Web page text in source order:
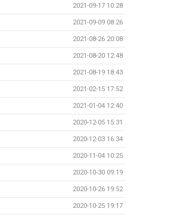
2021-09-17 10:28
2021-09-09 08:26
2021-08-26 20:08
2021-08-20 12:48
2021-08-19 18:43
2021-02-15 17:52
2021-01-04 12:40
2020-12-05 15:31
2020-12-03 16:34
2020-11-04 10:25
2020-10-30 09:19
2020-10-26 19:52
2020-10-25 19:17